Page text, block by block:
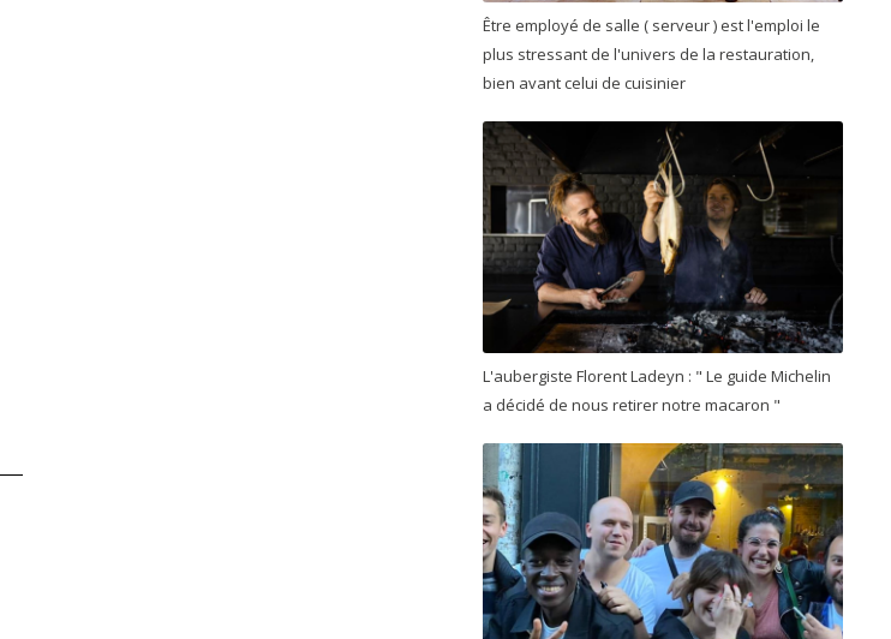
Être employé de salle ( serveur ) est l'emploi le
plus stressant de l'univers de la restauration,
bien avant celui de cuisinier
L'aubergiste Florent Ladeyn : " Le guide Michelin
a décidé de nous retirer notre macaron "